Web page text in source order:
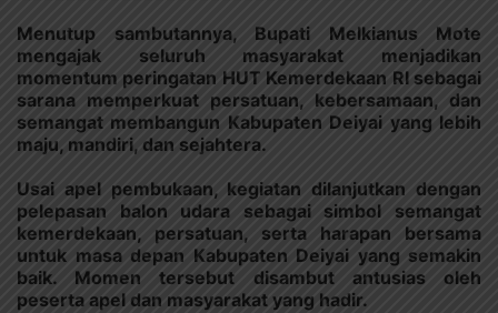
Menutup sambutannya, Bupati Melkianus Mote
mengajak seluruh masyarakat menjadikan
momentum peringatan HUT Kemerdekaan RI sebagai
sarana memperkuat persatuan, kebersamaan, dan
semangat membangun Kabupaten Deiyai yang lebih
maju, mandiri, dan sejahtera.
Usai apel pembukaan, kegiatan dilanjutkan dengan
pelepasan balon udara sebagai simbol semangat
kemerdekaan, persatuan, serta harapan bersama
untuk masa depan Kabupaten Deiyai yang semakin
baik. Momen tersebut disambut antusias oleh
peserta apel dan masyarakat yang hadir.